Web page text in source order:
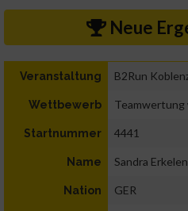
Neue
Veranstaltung B2Run
Wettbewerb Teamwertung
Startnummer 4441
Name Sandra
Nation GER